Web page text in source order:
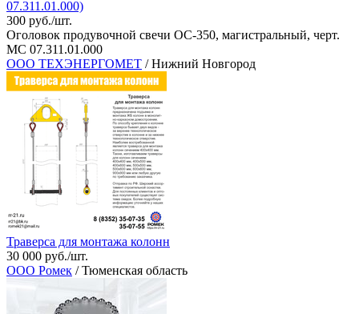
07.311.01.000)
300 руб./шт.
Оголовок продувочной свечи ОС-350, магистральный, черт.
МС 07.311.01.000
ООО ТЕХЭНЕРГОМЕТ / Нижний Новгород
Траверса для монтажа колонн
30 000 руб./шт.
ООО Ромек / Тюменская область